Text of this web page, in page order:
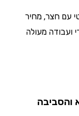
עם חצר, מחיר
ועבודה מעולה
והסביבה